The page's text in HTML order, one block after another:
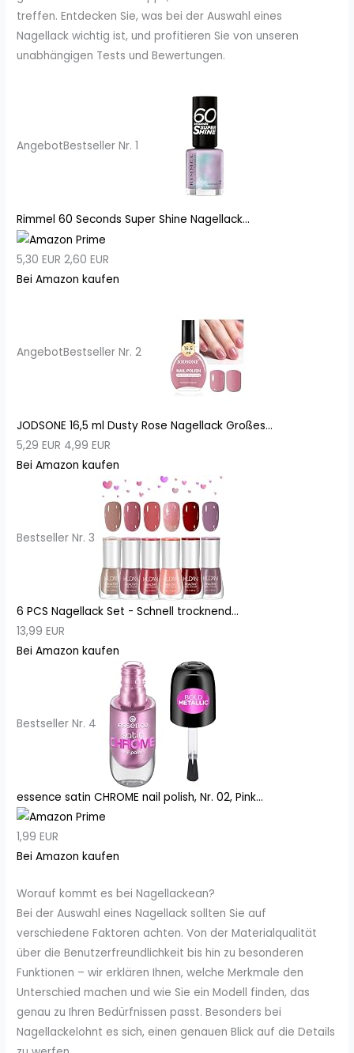
treffen. Entdecken Sie, was bei der Auswahl eines
Nagellack wichtig ist, und profitieren Sie von unseren
unabhängigen Tests und Bewertungen.
AngebotBestseller Nr. 1
Rimmel 60 Seconds Super Shine Nagellack...
5,30 EUR 2,60 EUR
Bei Amazon kaufen
AngebotBestseller Nr. 2
JODSONE 16,5 ml Dusty Rose Nagellack Großes...
5,29 EUR 4,99 EUR
Bei Amazon kaufen
Bestseller Nr. 3
6 PCS Nagellack Set - Schnell trocknend...
13,99 EUR
Bei Amazon kaufen
Bestseller Nr. 4
essence satin CHROME nail polish, Nr. 02, Pink...
1,99 EUR
Bei Amazon kaufen
Worauf kommt es bei Nagellackean?
Bei der Auswahl eines Nagellack sollten Sie auf
verschiedene Faktoren achten. Von der Materialqualität
über die Benutzerfreundlichkeit bis hin zu besonderen
Funktionen – wir erklären Ihnen, welche Merkmale den
Unterschied machen und wie Sie ein Modell finden, das
genau zu Ihren Bedürfnissen passt. Besonders bei
Nagellackelohnt es sich, einen genauen Blick auf die Details